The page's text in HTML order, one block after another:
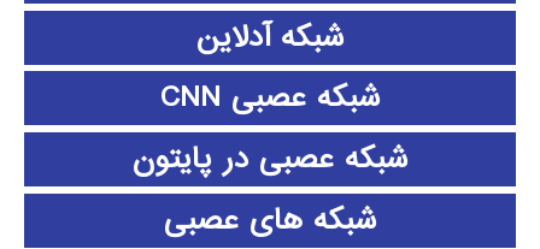
شبکه آدلاین
شبکه عصبی CNN
شبکه عصبی در پایتون
شبکه های عصبی